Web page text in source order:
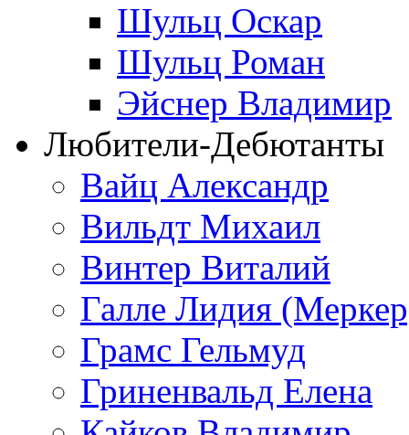
Шульц Оскар
Шульц Роман
Эйснер Владимир
Любители-Дебютанты
Вайц Александр
Вильдт Михаил
Винтер Виталий
Галле Лидия
Грамс Гельмуд
Гриненвальд Елена